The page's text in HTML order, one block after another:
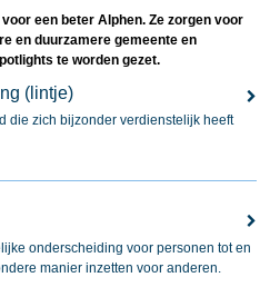
een beter Alphen. Ze zorgen voor
en duurzamere gemeente en
te worden gezet.
(lintje)
die zich bijzonder verdienstelijk heeft
onderscheiding voor personen tot en
manier inzetten voor anderen.